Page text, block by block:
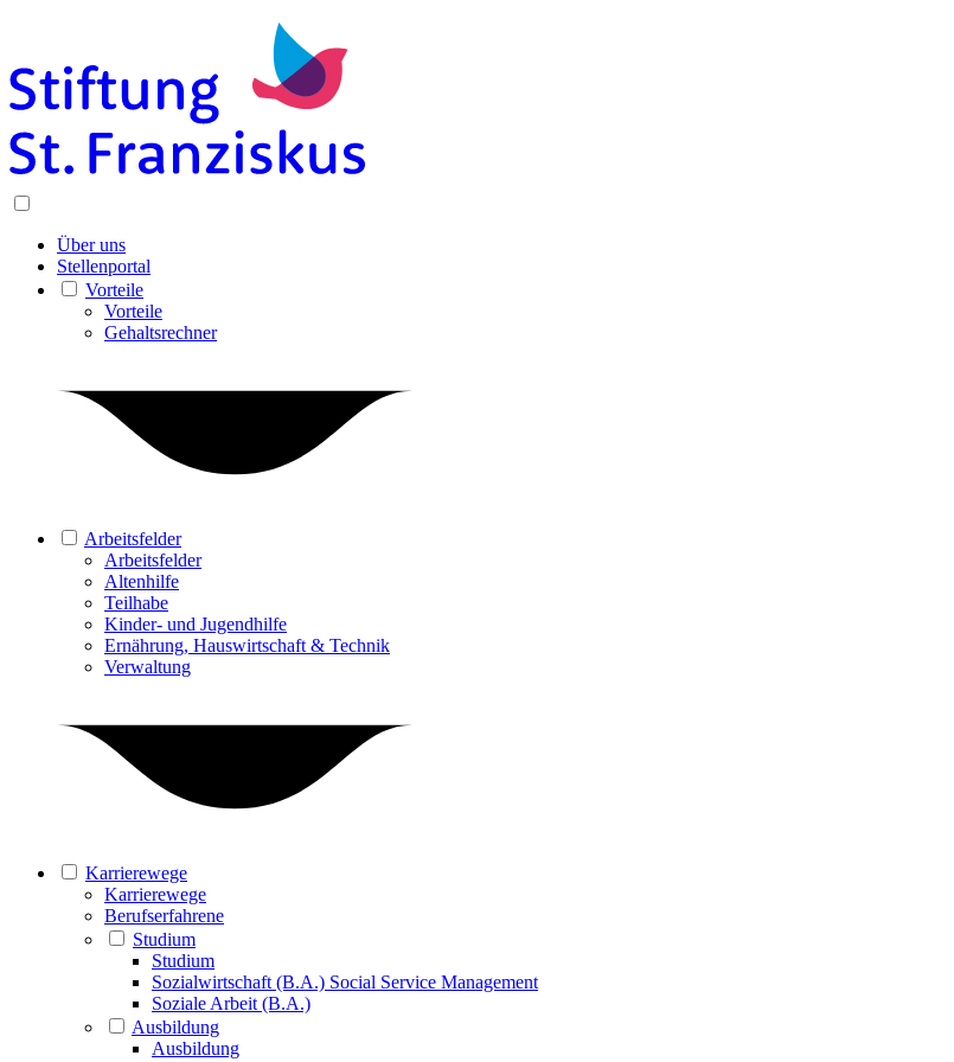
Über uns
Stellenportal
Vorteile
Vorteile
Gehaltsrechner
Arbeitsfelder
Arbeitsfelder
Altenhilfe
Teilhabe
Kinder- und Jugendhilfe
Ernährung, Hauswirtschaft & Technik
Verwaltung
Karrierewege
Karrierewege
Berufserfahrene
Studium
Studium
Sozialwirtschaft (B.A.) Social Service Management
Soziale Arbeit (B.A.)
Ausbildung
Ausbildung